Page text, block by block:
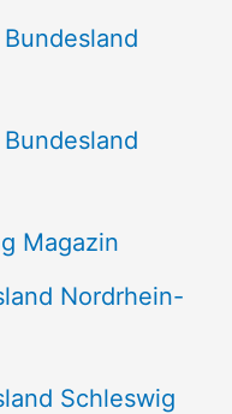
Magazin
Nordrhein-
Schleswig